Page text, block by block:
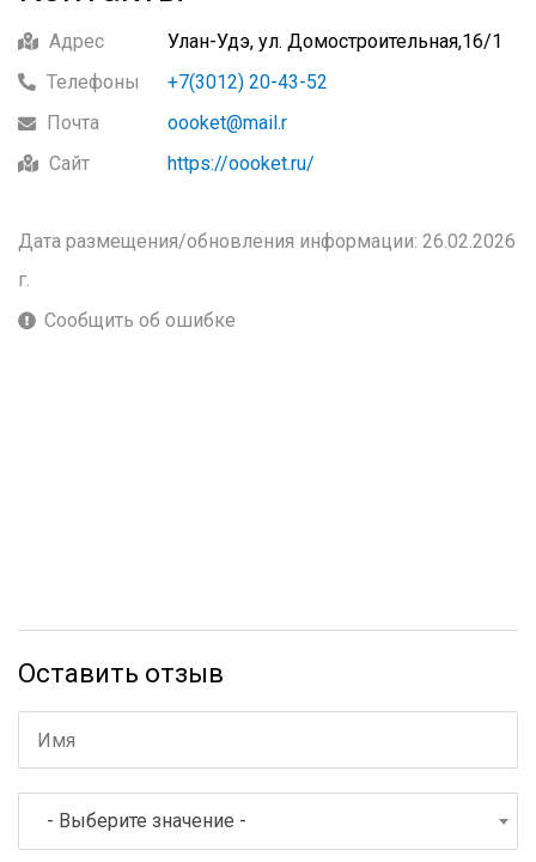
Адрес
Улан-Удэ, ул. Домостроительная,16/1
Телефоны
+7(3012) 20-43-52
Почта
oooket@mail.r
Сайт
https://oooket.ru/
Дата размещения/обновления информации: 26.02.2026
г.
Сообщить об ошибке
Оставить отзыв
- Выберите значение -